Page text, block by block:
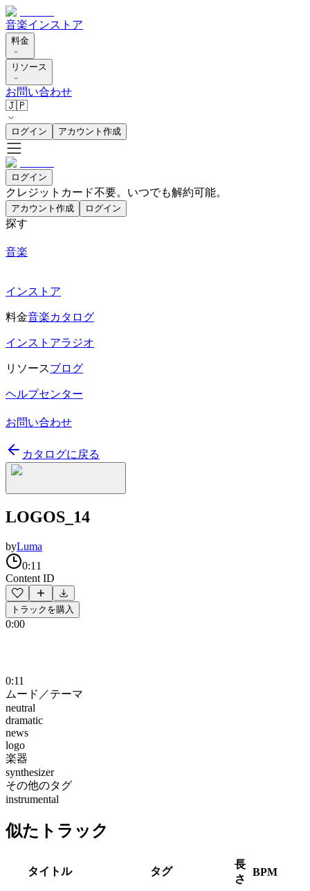
音楽インストア
料金
リソース
お問い合わせ
🇯🇵
ログイン アカウント作成
ログイン
クレジットカード不要。いつでも解約可能。
アカウント作成 ログイン
探す
音楽
インストア
料金音楽カタログ
インストアラジオ
リソースブログ
ヘルプセンター
お問い合わせ
カタログに戻る
LOGOS_14
byLuma
0:11
Content ID
トラックを購入
0:00
0:11
ムード／テーマ
neutral
dramatic
news
logo
楽器
synthesizer
その他のタグ
instrumental
似たトラック
タイトル タグ
長
さ
BPM